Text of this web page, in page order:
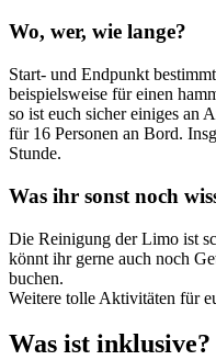
Wo, wer, wie lange?
Start- und Endpunkt
beispielsweise für einen
so ist euch sicher einiges an
für 16 Personen an Bord.
Stunde.
Was ihr sonst noch
Die Reinigung der Limo ist
könnt ihr gerne auch noch
buchen.
Weitere tolle Aktivitäten für
Was ist inklusive?